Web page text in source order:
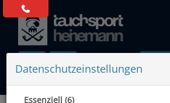
Datenschutzeinstellungen
Essenziell (6)